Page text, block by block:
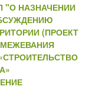
"О НАЗНАЧЕНИИ
(ПРОЕКТ